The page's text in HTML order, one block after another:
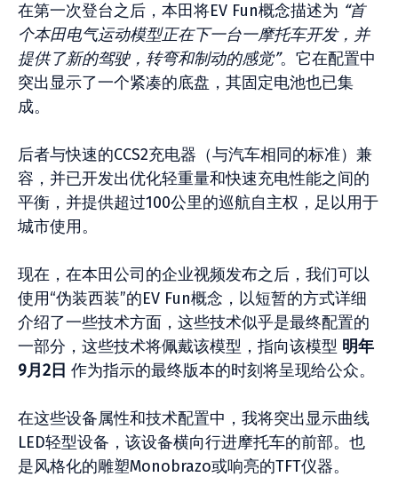
在第一次登台之后，本田将EV Fun概念描述为 “首
个本田电气运动模型正在下一台一摩托车开发，并
提供了新的驾驶，转弯和制动的感觉”。它在配置中
突出显示了一个紧凑的底盘，其固定电池也已集
成。
后者与快速的CCS2充电器（与汽车相同的标准）兼
容，并已开发出优化轻重量和快速充电性能之间的
平衡，并提供超过100公里的巡航自主权，足以用于
城市使用。
现在，在本田公司的企业视频发布之后，我们可以
使用“伪装西装”的EV Fun概念，以短暂的方式详细
介绍了一些技术方面，这些技术似乎是最终配置的
一部分，这些技术将佩戴该模型，指向该模型 明年
9月2日 作为指示的最终版本的时刻将呈现给公众。
在这些设备属性和技术配置中，我将突出显示曲线
LED轻型设备，该设备横向行进摩托车的前部。也
是风格化的雕塑Monobrazo或响亮的TFT仪器。